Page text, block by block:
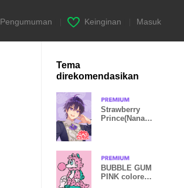
Pengumuman Keinginan Masuk
Tema
direkomendasikan
Strawberry
Prince(Nanam
BUBBLE GUM
PINK colored